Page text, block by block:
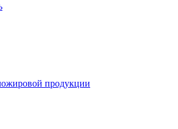
продукции